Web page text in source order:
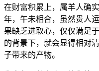
在财富积累上，属羊人确
年，午未相合，虽然贵人
果缺乏进取心，仅仅满足
的背景下，就会显得相对
子带来的产物。